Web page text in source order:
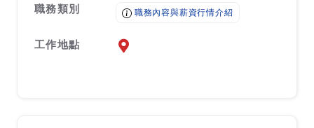
職務類別 職務內容與薪資行情介紹
工作地點 前往查看地圖